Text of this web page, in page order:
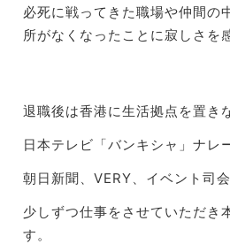
必死に戦ってきた職場や仲間の
所がなくなったことに寂しさを
退職後は香港に生活拠点を置き
日本テレビ「バンキシャ」ナレ
朝日新聞、VERY、イベント司会
少しずつ仕事をさせていただき
す。